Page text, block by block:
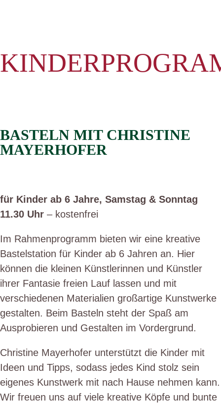
BASTELN MIT CHRISTINE
MAYERHOFER
für Kinder ab 6 Jahre, Samstag & Sonntag
11.30 Uhr – kostenfrei
Im Rahmenprogramm bieten wir eine kreative
Bastelstation für Kinder ab 6 Jahren an. Hier
können die kleinen Künstlerinnen und Künstler
ihrer Fantasie freien Lauf lassen und mit
verschiedenen Materialien großartige Kunstwerke
gestalten. Beim Basteln steht der Spaß am
Ausprobieren und Gestalten im Vordergrund.
Christine Mayerhofer unterstützt die Kinder mit
Ideen und Tipps, sodass jedes Kind stolz sein
eigenes Kunstwerk mit nach Hause nehmen kann.
Wir freuen uns auf viele kreative Köpfe und bunte